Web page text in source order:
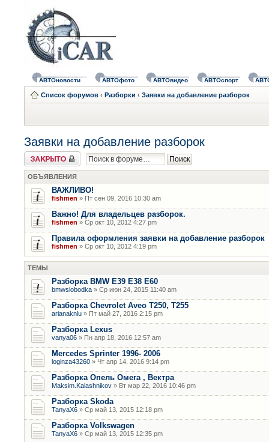
АВТОновости АВТОфото АВТОвидео АВТОспорт
Список форумов ‹ Разборки ‹ Заявки на добавление разборок
Заявки на добавление разборок
Форум закрыт
ОБЪЯВЛЕНИЯ
ВАЖЛИВО!
fishmen » Пт сен 09, 2016 10:30 am
Важно! Для владельцев разборок.
fishmen » Ср окт 10, 2012 4:27 pm
Правила оформления заявки на добавление разборок
fishmen » Ср окт 10, 2012 4:19 pm
ТЕМЫ
Разборка BMW E39 E38 E60
bmwslobodka » Ср июн 24, 2015 11:40 am
Разборка Chevrolet Aveo T250, T255
arianaknlu » Пт май 27, 2016 2:15 pm
Разборка Lexus
vanya06 » Пн апр 18, 2016 12:57 am
Mercedes Sprinter 1996- 2006
loginza43260 » Чт апр 14, 2016 9:14 pm
Разборка Опель Омега , Вектра
Maksim.Kalashnikov » Вт мар 22, 2016 10:46 pm
Разборка Skoda
TanyaX6 » Ср май 13, 2015 12:18 pm
Разборка Volkswagen
TanyaX6 » Ср май 13, 2015 12:35 pm